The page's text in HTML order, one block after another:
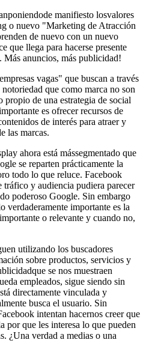
manifiesto losvalores
o nuevo "Marketing de Atracción
de nuevo con un nuevo
que llega para hacerse presente
Más anuncios, más publicidad!
vagas" que buscan a través
que como marca no son
propio de una estrategia de social
es ofrecer recursos de
de interés para atraer y
las marcas.
ahora está mássegmentado que
se reparten prácticamente la
todo lo que reluce. Facebook
tráfico y audiencia pudiera parecer
poderoso Google. Sin embargo
verdaderamente importante es la
o relevante y cuando no,
utilizando los buscadores
sobre productos, servicios y
se nos muestraen
empleados, sigue siendo sin
directamente vinculada y
busca el usuario. Sin
intentan hacernos creer que
por que les interesa lo que pueden
¿Una verdad a medias o una